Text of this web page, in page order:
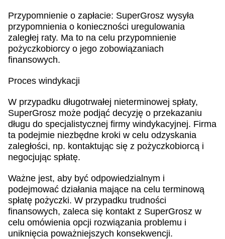
Przypomnienie o zapłacie: SuperGrosz wysyła
przypomnienia o konieczności uregulowania
zaległej raty. Ma to na celu przypomnienie
pożyczkobiorcy o jego zobowiązaniach
finansowych.
Proces windykacji
W przypadku długotrwałej nieterminowej spłaty,
SuperGrosz może podjąć decyzję o przekazaniu
długu do specjalistycznej firmy windykacyjnej. Firma
ta podejmie niezbędne kroki w celu odzyskania
zaległości, np. kontaktując się z pożyczkobiorcą i
negocjując spłatę.
Ważne jest, aby być odpowiedzialnym i
podejmować działania mające na celu terminową
spłatę pożyczki. W przypadku trudności
finansowych, zaleca się kontakt z SuperGrosz w
celu omówienia opcji rozwiązania problemu i
uniknięcia poważniejszych konsekwencji.